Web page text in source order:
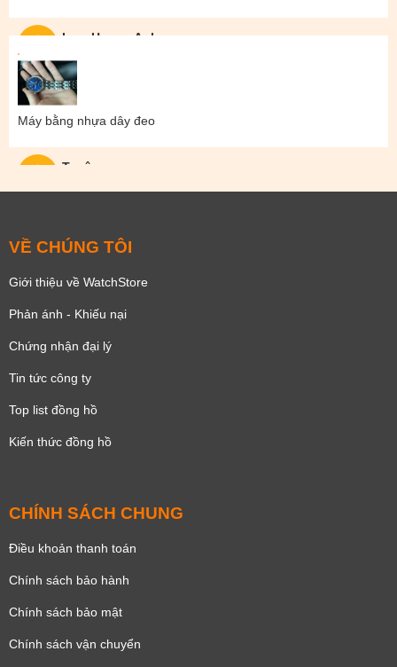
Lam Hoang Anh
Tuyên
Máy bằng nhựa dây đeo
VỀ CHÚNG TÔI
Giới thiệu về WatchStore
Phản ánh - Khiếu nại
Chứng nhận đại lý
Tin tức công ty
Top list đồng hồ
Kiến thức đồng hồ
CHÍNH SÁCH CHUNG
Điều khoản thanh toán
Chính sách bảo hành
Chính sách bảo mật
Chính sách vận chuyển